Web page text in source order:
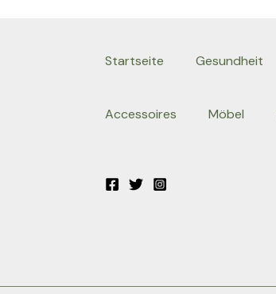
Startseite Gesundheit
Accessoires Möbel